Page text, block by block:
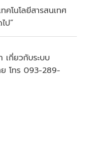
คโนโลยีสารสนเทศ
ป”
เกี่ยวกับระบบ
ย โทร 093-289-